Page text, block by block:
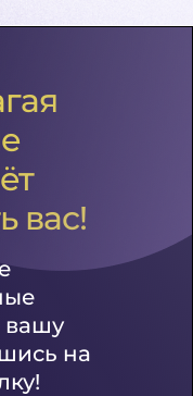
вас!
вашу
на